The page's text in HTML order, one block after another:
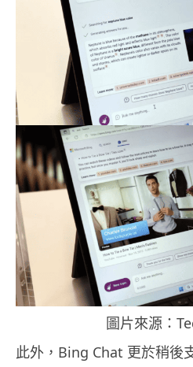
圖片來源：
此外，Bing Chat 更於稍後